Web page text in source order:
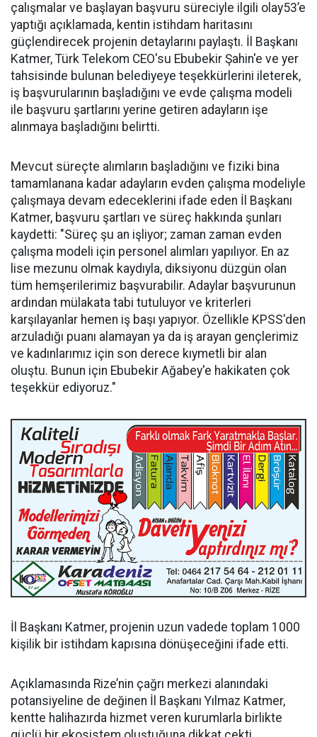
çalışmalar ve başlayan başvuru süreciyle ilgili olay53’e
yaptığı açıklamada, kentin istihdam haritasını
güçlendirecek projenin detaylarını paylaştı. İl Başkanı
Katmer, Türk Telekom CEO'su Ebubekir Şahin'e ve yer
tahsisinde bulunan belediyeye teşekkürlerini ileterek,
iş başvurularının başladığını ve evde çalışma modeli
ile başvuru şartlarını yerine getiren adayların işe
alınmaya başladığını belirtti.
Mevcut süreçte alımların başladığını ve fiziki bina
tamamlanana kadar adayların evden çalışma modeliyle
çalışmaya devam edeceklerini ifade eden İl Başkanı
Katmer, başvuru şartları ve süreç hakkında şunları
kaydetti: "Süreç şu an işliyor; zaman zaman evden
çalışma modeli için personel alımları yapılıyor. En az
lise mezunu olmak kaydıyla, diksiyonu düzgün olan
tüm hemşerilerimiz başvurabilir. Adaylar başvurunun
ardından mülakata tabi tutuluyor ve kriterleri
karşılayanlar hemen iş başı yapıyor. Özellikle KPSS'den
arzuladığı puanı alamayan ya da iş arayan gençlerimiz
ve kadınlarımız için son derece kıymetli bir alan
oluştu. Bunun için Ebubekir Ağabey'e hakikaten çok
teşekkür ediyoruz."
İl Başkanı Katmer, projenin uzun vadede toplam 1000
kişilik bir istihdam kapısına dönüşeceğini ifade etti.
Açıklamasında Rize’nin çağrı merkezi alanındaki
potansiyeline de değinen İl Başkanı Yılmaz Katmer,
kentte halihazırda hizmet veren kurumlarla birlikte